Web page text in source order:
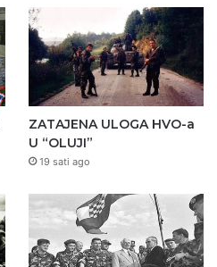
ZATAJENA ULOGA HVO-a
U “OLUJI”
19 sati ago